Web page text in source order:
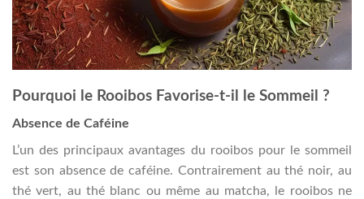
Pourquoi le Rooibos Favorise-t-il le Sommeil ?
Absence de Caféine
L’un des principaux avantages du rooibos pour le sommeil
est son absence de caféine. Contrairement au thé noir, au
thé vert, au thé blanc ou même au matcha, le rooibos ne